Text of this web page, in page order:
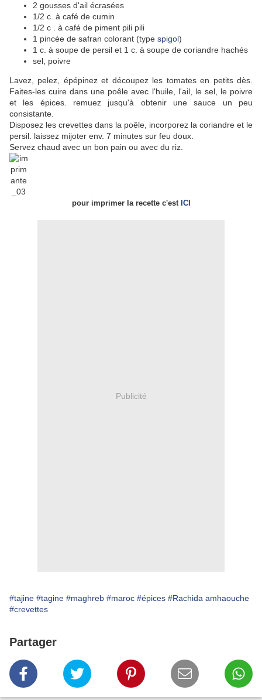
2 gousses d'ail écrasées
1/2 c. à café de cumin
1/2 c . à café de piment pili pili
1 pincée de safran colorant (type spigol)
1 c. à soupe de persil et 1 c. à soupe de coriandre hachés
sel, poivre
Lavez, pelez, épépinez et découpez les tomates en petits dès.
Faites-les cuire dans une poêle avec l'huile, l'ail, le sel, le poivre
et les épices. remuez jusqu'à obtenir une sauce un peu
consistante.
Disposez les crevettes dans la poêle, incorporez la coriandre et le
persil. laissez mijoter env. 7 minutes sur feu doux.
Servez chaud avec un bon pain ou avec du riz.
pour imprimer la recette c'est ICI
Publicité
#tajine #tagine #maghreb #maroc #épices #Rachida amhaouche
#crevettes
Partager